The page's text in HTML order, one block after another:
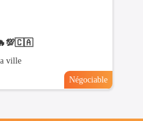
🔥💯🇨🇦
ville
Négociable